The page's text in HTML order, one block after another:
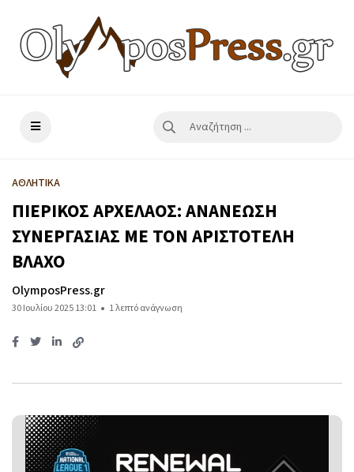
ΑΘΛΗΤΙΚΑ
ΠΙΕΡΙΚΟΣ ΑΡΧΕΛΑΟΣ: ΑΝΑΝΕΩΣΗ
ΣΥΝΕΡΓΑΣΙΑΣ ΜΕ ΤΟΝ ΑΡΙΣΤΟΤΕΛΗ
ΒΛΑΧΟ
OlymposPress.gr
30 Ιουλίου 2025 13:01 1 λεπτό ανάγνωση